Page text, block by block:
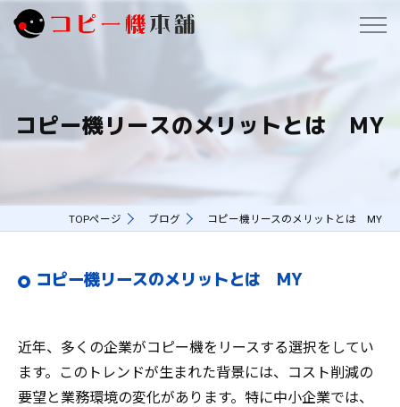
コピー機リースのメリットとは MY
TOPページ ブログ コピー機リースのメリットとは MY
コピー機リースのメリットとは MY
近年、多くの企業がコピー機をリースする選択をしてい
ます。このトレンドが生まれた背景には、コスト削減の
要望と業務環境の変化があります。特に中小企業では、